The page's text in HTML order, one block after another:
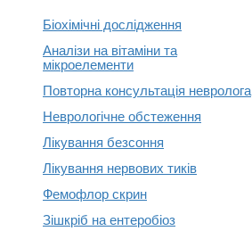
Біохімічні дослідження
Аналізи на вітаміни та
мікроелементи
Повторна консультація невролога
Неврологічне обстеження
Лікування безсоння
Лікування нервових тиків
Фемофлор скрин
Зішкріб на ентеробіоз